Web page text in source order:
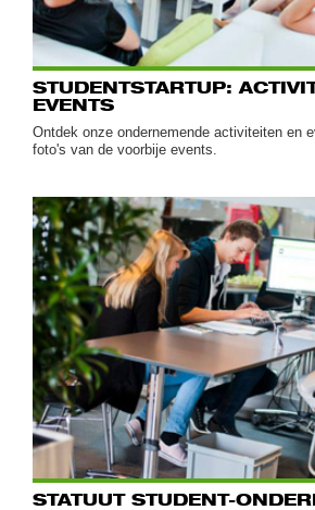
STUDENTSTARTUP:
EVENTS
Ontdek onze ondernemende activiteiten en
foto's van de voorbije events.
STATUUT STUDENT-